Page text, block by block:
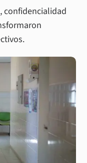
confidencialidad